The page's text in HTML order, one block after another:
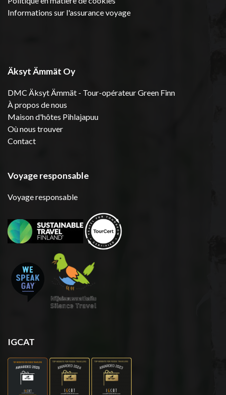
Informations sur l'assurance voyage
Äksyt Ämmät Oy
DMC Äksyt Ämmät - Tour-opérateur Green Finn
À propos de nous
Maison d'hôtes Pihlajapuu
Où nous trouver
Contact
Voyage responsable
Voyage responsable
IGCAT